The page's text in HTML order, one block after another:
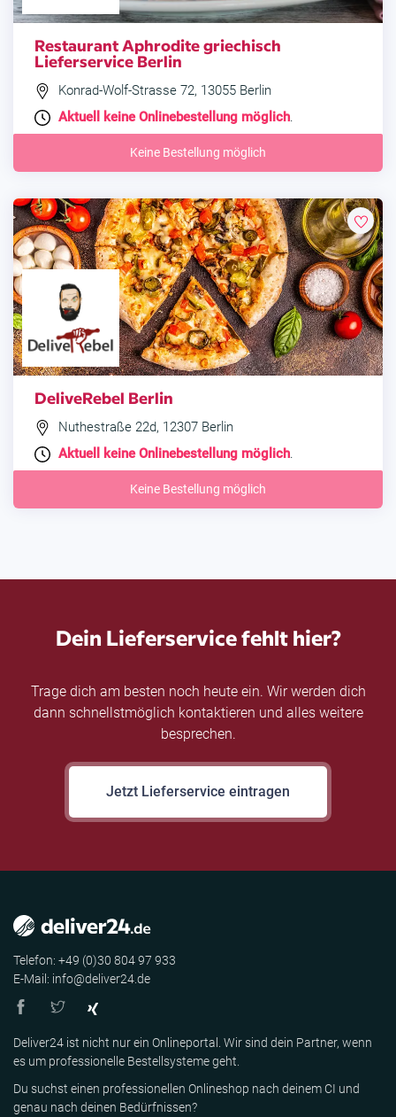
Restaurant Aphrodite griechisch
Lieferservice Berlin
Konrad-Wolf-Strasse 72, 13055 Berlin
Aktuell keine Onlinebestellung möglich
Keine Bestellung möglich
DeliveRebel Berlin
Nuthestraße 22d, 12307 Berlin
Aktuell keine Onlinebestellung möglich
Keine Bestellung möglich
Dein Lieferservice fehlt hier?
Trage dich am besten noch heute ein. Wir werden dich
dann schnellstmöglich kontaktieren und alles weitere
besprechen.
Jetzt Lieferservice eintragen
Telefon: +49 (0)30 804 97 933
E-Mail: info@deliver24.de
Deliver24 ist nicht nur ein Onlineportal. Wir sind dein Partner, wenn
es um professionelle Bestellsysteme geht.
Du suchst einen professionellen Onlineshop nach deinem CI und
genau nach deinen Bedürfnissen?